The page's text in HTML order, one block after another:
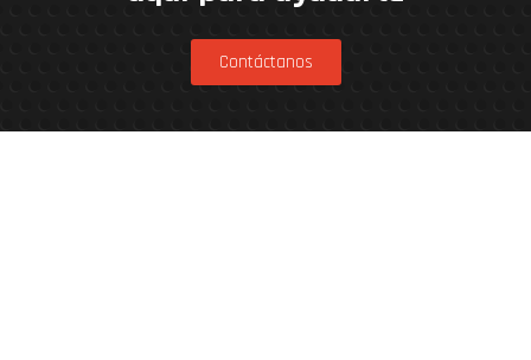
Contáctanos